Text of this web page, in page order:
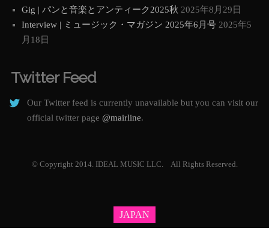
Gig | パンと音楽とアンティーク2025秋 2025年8月29日
Interview | ミュージック・マガジン 2025年6月号 2025年5
月18日
Twitter Feed
Our Twitter feed is currently unavailable but you can visit our
official twitter page @mairline.
© Copyright 2014. IDEAL MUSIC LLC. All Rights Reserved.
JAPAN